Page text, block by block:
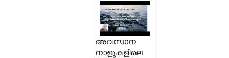
അവസാന
നാളുകളിലെ